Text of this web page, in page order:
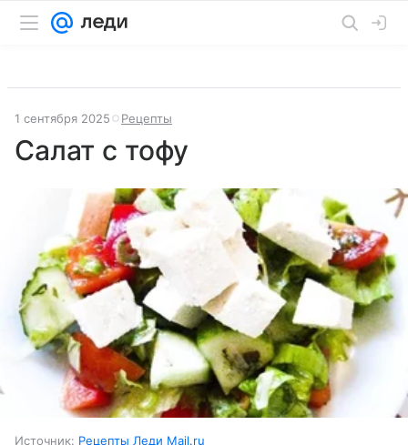
1 сентября 2025 Рецепты
Салат с тофу
Источник: Рецепты Леди Mail.ru